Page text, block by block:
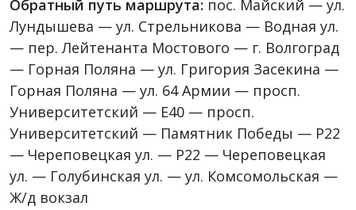
Обратный путь маршрута: пос. Майский — ул.
Лундышева — ул. Стрельникова — Водная ул.
— пер. Лейтенанта Мостового — г. Волгоград
— Горная Поляна — ул. Григория Засекина —
Горная Поляна — ул. 64 Армии — просп.
Университетский — Е40 — просп.
Университетский — Памятник Победы — P22
— Череповецкая ул. — P22 — Череповецкая
ул. — Голубинская ул. — ул. Комсомольская —
Ж/д вокзал